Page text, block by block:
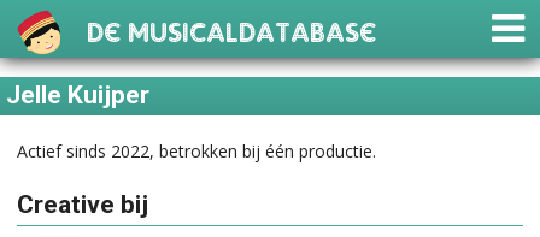
De Musicaldatabase
Jelle Kuijper
Actief sinds 2022, betrokken bij één productie.
Creative bij